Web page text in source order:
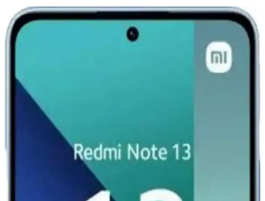
Xiaomi Mi 11 Ultra için Şık ve Koruyucu Altın
Kenarlı Silikon Kılıf
Parlak altın detaylar ve dayanıklı silikon malzeme ile Xiaomi Mi 11
Ultra'nızı şık ve güvenle koruyan kılıf, çeşitli renk seçenekleriyle
tarzınıza uygun alternatifler sunar.
Redmi Note 11 Pro ve Redmi Note 12 Pro
Karşılaştırması: Özellikler ve Farklar
Redmi Note 11 Pro ve Redmi Note 12 Pro modellerinin tasarım,
performans, kamera ve batarya özelliklerini karşılaştırıyoruz. Hangi
modelin ihtiyaçlarınıza uygun olduğunu belirlemenize yardımcı olur.
Xiaomi Redmi Serisi Akıllı Telefonlar Güncel
Özellikler ve Kullanım Alanları